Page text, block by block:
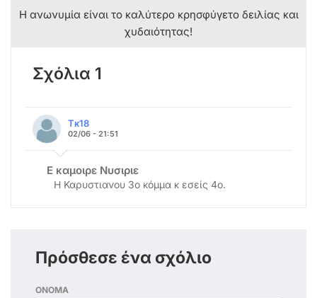
Η ανωνυμία είναι το καλύτερο κρησφύγετο δειλίας και
χυδαιότητας!
Σχόλια 1
Τκ18
02/06 - 21:51
Ε καμοιρε Νυσιριε
Η Καρυστιανου 3ο κόμμα κ εσείς 4ο.
Πρόσθεσε ένα σχόλιο
ΟΝΟΜΑ